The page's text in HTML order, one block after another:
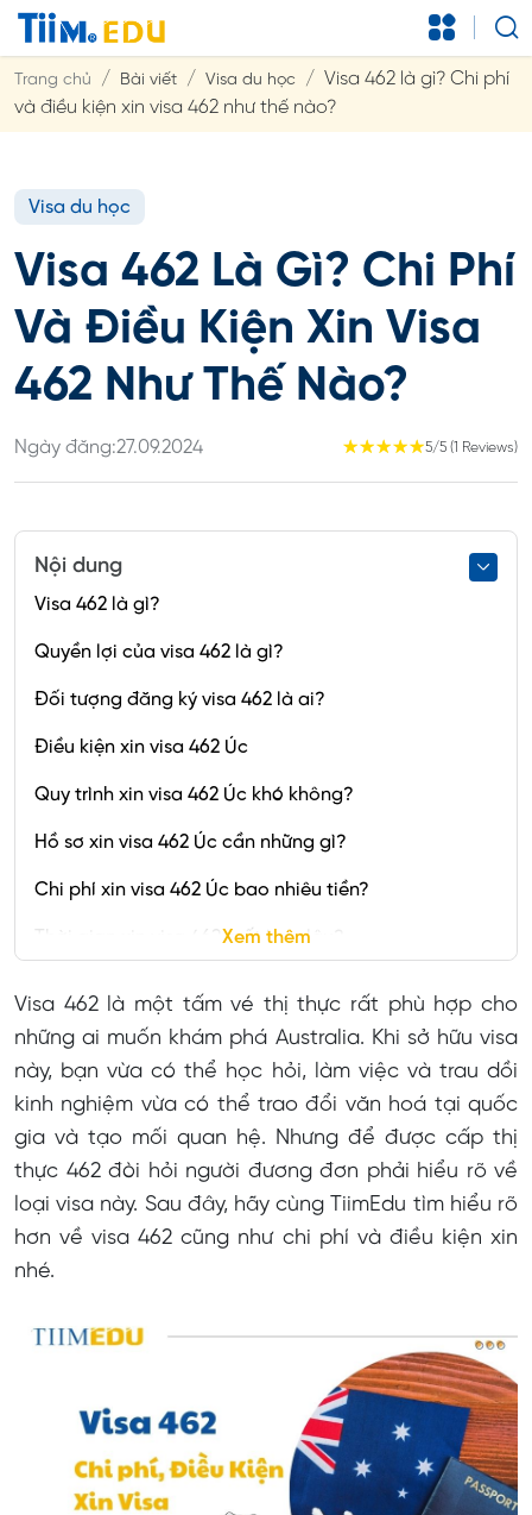
Trang chủ Bài viết Visa du học
Visa 462 là gì? Chi phí
và điều kiện xin visa 462 như thế nào?
Visa du học
Visa 462 Là Gì? Chi Phí
Và Điều Kiện Xin Visa
462 Như Thế Nào?
Ngày đăng:27.09.2024 ☆
☆
☆
☆
☆ 5/5 (1 Reviews)
Nội dung
Visa 462 là gì?
Quyền lợi của visa 462 là gì?
Đối tượng đăng ký visa 462 là ai?
Điều kiện xin visa 462 Úc
Quy trình xin visa 462 Úc khó không?
Hồ sơ xin visa 462 Úc cần những gì?
Chi phí xin visa 462 Úc bao nhiêu tiền?
Thời gian xin visa 462 mất bao lâu?
Xem thêm
Visa 462 là một tấm vé thị thực rất phù hợp cho
những ai muốn khám phá Australia. Khi sở hữu visa
này, bạn vừa có thể học hỏi, làm việc và trau dồi
kinh nghiệm vừa có thể trao đổi văn hoá tại quốc
gia và tạo mối quan hệ. Nhưng để được cấp thị
thực 462 đòi hỏi người đương đơn phải hiểu rõ về
loại visa này. Sau đây, hãy cùng TiimEdu tìm hiểu rõ
hơn về visa 462 cũng như chi phí và điều kiện xin
nhé.